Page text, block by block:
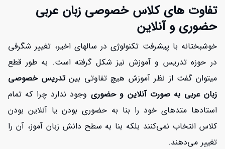
تفاوت های کلاس خصوصی زبان عربی
حضوری و آنلاین
خوشبختانه با پیشرفت تکنولوژی در سالهای اخیر، تغییر شگرفی
در حوزه تدریس و آموزش نیز شکل گرفته است. به طور قطع
میتوان گفت از نظر آموزش هیچ تفاوتی بینتدریس خصوصی
زبان عربی به صورت آنلاین و حضوری وجود ندارد چرا که تمام
استادها متدهای خود را بنا به حضوری بودن یا آنلاین بودن
کلاس انتخاب نمی‌کنند بلکه بنا به سطح دانش زبان آموز، آن را
تغییر می‌دهند.